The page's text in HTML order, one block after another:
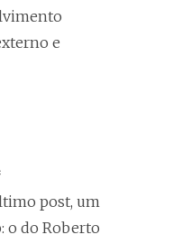
e
post, um
o do Roberto